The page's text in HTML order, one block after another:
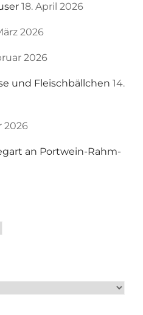
18. April 2026
2026
2026
und Fleischbällchen 14.
2026
an Portwein-Rahm-